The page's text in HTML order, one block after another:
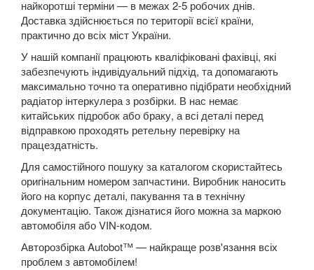
5 Series F11
5 Series G30/G31
5 Series G60/G61/G68
5 Series G60/G61 mHEV
5 Series i5 (G60E/G61E/G68E)
M5 F90
6 Series E63
6 Series E64
M6 E63/E64
найкоротші терміни — в межах 2-5 робочих днів.
Доставка здійснюється по території всієї країни,
практично до всіх міст України.
У нашій компанії працюють кваліфіковані фахівці, які
забезпечують індивідуальний підхід, та допомагають
максимально точно та оперативно підібрати необхідний
радіатор інтеркулера з розбірки. В нас немає
китайських підробок або браку, а всі деталі перед
відправкою проходять ретельну перевірку на
працездатність.
Для самостійного пошуку за каталогом скористайтесь
оригінальним номером запчастини. Виробник наносить
його на корпус деталі, пакування та в технічну
документацію. Також дізнатися його можна за маркою
автомобіля або VIN-кодом.
Авторозбірка Autobot™ — найкраще розв'язання всіх
проблем з автомобілем!